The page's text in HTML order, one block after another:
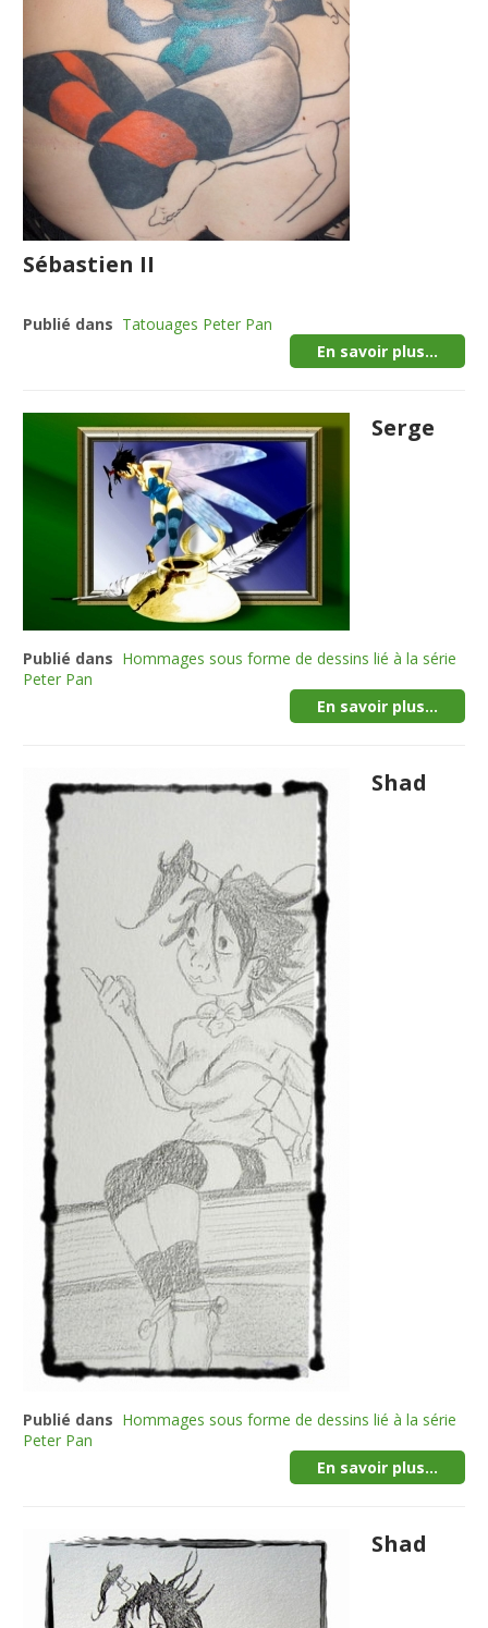
Sébastien II
Publié dans Tatouages Peter Pan
En savoir plus...
Serge
Publié dans Hommages sous forme de dessins lié à la série
Peter Pan
En savoir plus...
Shad
Publié dans Hommages sous forme de dessins lié à la série
Peter Pan
En savoir plus...
Shad